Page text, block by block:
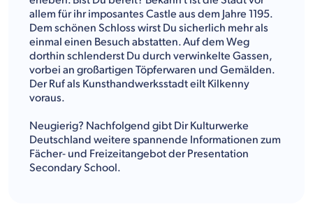
allem für ihr imposantes Castle aus dem Jahre 1195.
Dem schönen Schloss wirst Du sicherlich mehr als
einmal einen Besuch abstatten. Auf dem Weg
dorthin schlenderst Du durch verwinkelte Gassen,
vorbei an großartigen Töpferwaren und Gemälden.
Der Ruf als Kunsthandwerksstadt eilt Kilkenny
voraus.
Neugierig? Nachfolgend gibt Dir Kulturwerke
Deutschland weitere spannende Informationen zum
Fächer- und Freizeitangebot der Presentation
Secondary School.